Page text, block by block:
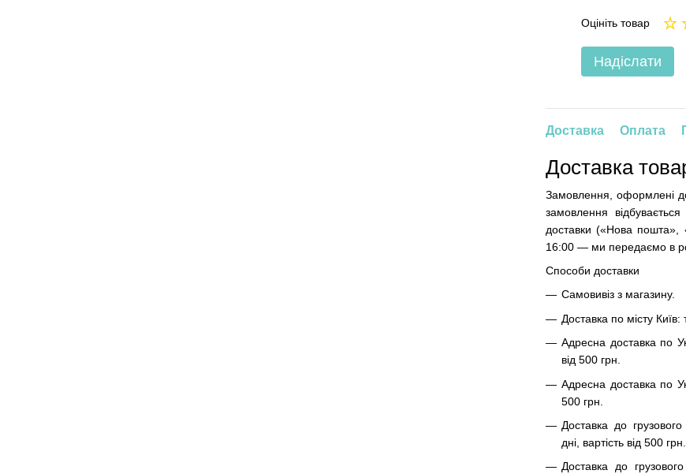
Оцініть товар
Надіслати
Доставка Оплата
Доставка
Замовлення, оформлені
замовлення
доставки («Нова пошта»,
16:00 — ми передаємо в
Способи доставки
Самовивіз з магазину.
Доставка по місту Київ:
Адресна доставка по
від 500 грн.
Адресна доставка по
500 грн.
Доставка до
дні, вартість від 500 грн.
Доставка до